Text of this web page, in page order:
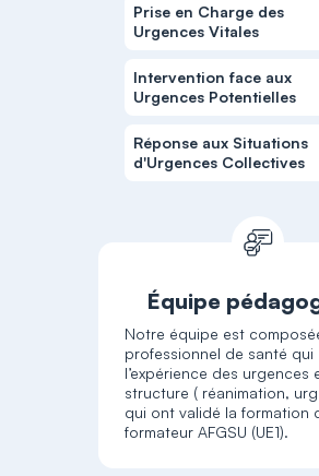
Prise en Charge des
Urgences Vitales
Intervention face aux
Urgences Potentielles
Réponse aux Situations
d'Urgences Collectives
Équipe
Notre équipe est
professionnel de santé qui
l’expérience des urgences
structure ( réanimation,
qui ont validé la formation
formateur AFGSU (UE1).